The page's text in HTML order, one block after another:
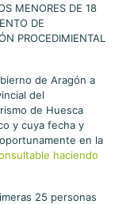
MENORES DE 18
DE
PROCEDIMIENTAL
de Aragón a
del
de Huesca
y cuya fecha y
en la
haciendo
25 personas